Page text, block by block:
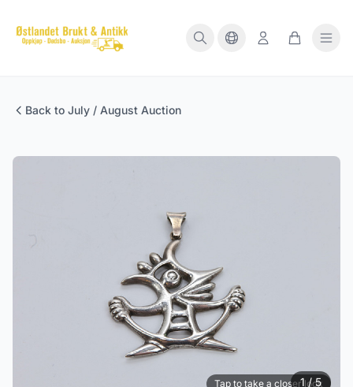
Back to July / August Auction
Tap to take a closer look
1 / 5